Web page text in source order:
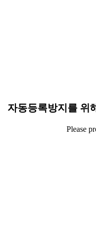
자동등록방지를 위
Please